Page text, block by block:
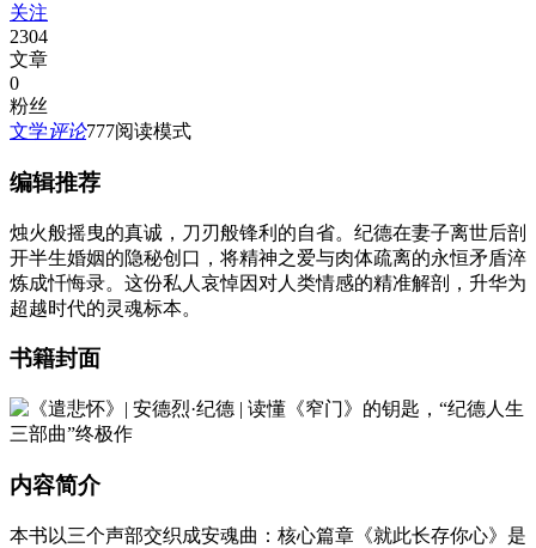
关注
2304
文章
0
粉丝
文学评论777阅读模式
编辑推荐
烛火般摇曳的真诚，刀刃般锋利的自省。纪德在妻子离世后剖
开半生婚姻的隐秘创口，将精神之爱与肉体疏离的永恒矛盾淬
炼成忏悔录。这份私人哀悼因对人类情感的精准解剖，升华为
超越时代的灵魂标本。
书籍封面
内容简介
本书以三个声部交织成安魂曲：核心篇章《就此长存你心》是